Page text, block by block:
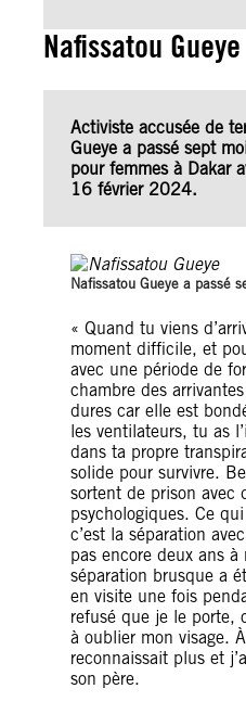
Nafissatou Gueye
Activiste accusée de
Gueye a passé sept
pour femmes à Dakar
16 février 2024.
Nafissatou Gueye a passé
« Quand tu viens
moment difficile, et
avec une période de
chambre des
dures car elle est
les ventilateurs, tu as
dans ta propre
solide pour survivre.
sortent de prison avec
psychologiques. Ce
c’est la séparation
pas encore deux ans
séparation brusque a
en visite une fois
refusé que je le porte,
à oublier mon visage.
reconnaissait plus et
son père.